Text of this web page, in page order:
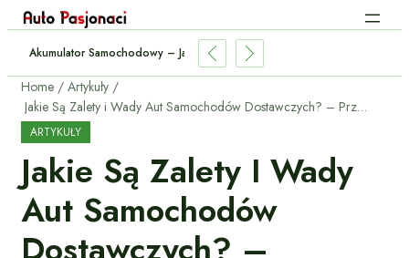
Akumulator Samochodowy – Jak Sprawdzić Stan I Wymienić?
Home
Artykuły
Jakie Są Zalety i Wady Aut Samochodów Dostawczych? – Przewodnik dla Właścicieli Firm
ARTYKUŁY
Jakie Są Zalety I Wady
Aut Samochodów